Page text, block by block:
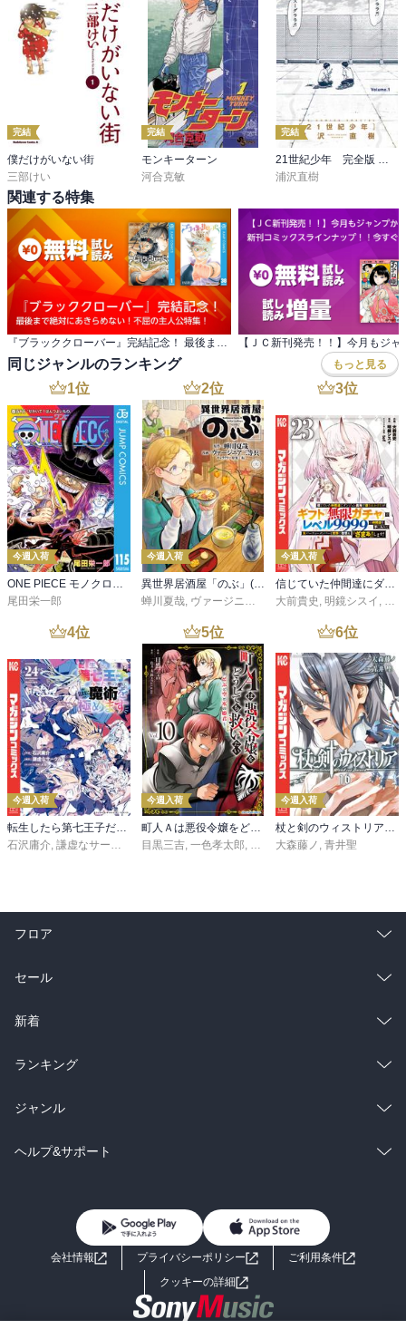
完結
僕だけがいない街
三部けい
完結
モンキーターン
河合克敏
完結
浦沢直樹
関連する特集
同じジャンルのランキング もっと見る
1位
今週入荷
ONE PIECE モノクロ版 115
尾田栄一郎
2位
今週入荷
異世界居酒屋「のぶ」(22)
蝉川夏哉, ヴァージニア二等兵 ,転
3位
今週入荷
信じていた仲間達にダンジョン奥地で殺されかけたがギフト『無限ガチャ』でレベル９９９９の仲間達を手に入れて元パーティーメンバーと世界に復讐＆『ざまぁ！』します！（２３）
大前貴史 , 明鏡シスイ , ｔ
4位
今週入荷
転生したら第七王子だったので、気ままに魔術を極めます（２４）
石沢庸介, 謙虚なサークル メル。
5位
今週入荷
町人Ａは悪役令嬢をどうしても救いたい ～どぶと空と氷の姫君～１０【電子書店共通特典イラスト付】
目黒三吉, 一色孝太郎, Parum
6位
今週入荷
杖と剣のウィストリア（１６）
大森藤ノ , 青井聖
フロア
総合
ラノベ
雑誌・グラビア
BL・TL
セール
総合
ラノベ
雑誌・グラビア
BL・TL
新着
総合
ラノベ
雑誌・グラビア
ランキング
総合
ラノベ
ジャンル
コミック
ライトノベル 男子向けラノベ
小説
海外小説
ヘルプ&サポート
よくあるご質問 お問い合わせ
会社情報 プライバシーポリシー
ご利用条件
クッキーの詳細